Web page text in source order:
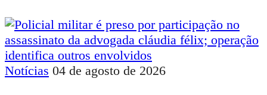
Notícias 04 de agosto de 2026